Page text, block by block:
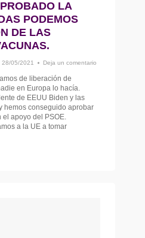
LA
PODEMOS
DE LAS
28/05/2021 Deja un comentario
de liberación de
en Europa lo hacía.
de EEUU Biden y las
hemos conseguido aprobar
apoyo del PSOE.
a la UE a tomar